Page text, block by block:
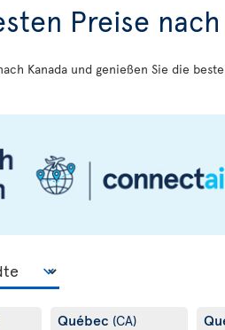
Preise
Kanada und genießen Sie die
Québec (CA)